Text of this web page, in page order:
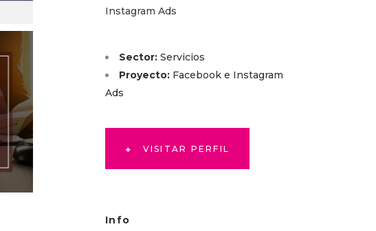
Instagram Ads
Sector: Servicios
Proyecto: Facebook e Instagram
Ads
VISITAR PERFIL
Info